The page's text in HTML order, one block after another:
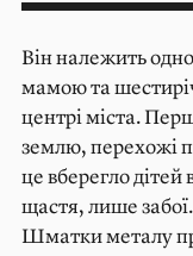
Він належить
мамою та
центрі міста.
землю, перехожі
це вберегло дітей
щастя, лише
Шматки металу